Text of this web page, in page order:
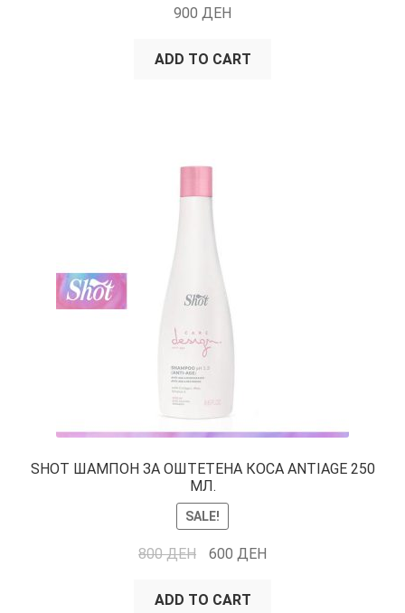
900 ДЕН
ADD TO CART
SHOT ШАМПОН ЗА ОШТЕТЕНА КОСА ANTIAGE 250
МЛ.
SALE!
800ДЕН 600 ДЕН
ADD TO CART